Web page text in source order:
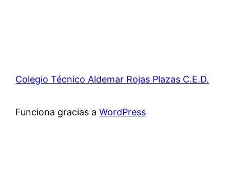
Colegio Técnico Aldemar Rojas Plazas C.E.D.
Funciona gracias aWordPress